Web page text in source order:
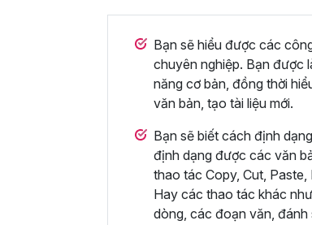
Bạn sẽ hiểu được các
chuyên nghiệp. Bạn được
năng cơ bản, đồng thời
văn bản, tạo tài liệu mới.
Bạn sẽ biết cách định
định dạng được các văn
thao tác Copy, Cut,
Hay các thao tác khác
dòng, các đoạn văn,